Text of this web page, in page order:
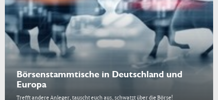
Börsenstammtische in Deutschland und
Europa
Trefft andere Anleger, tauscht euch aus, schwatzt über die Börse!